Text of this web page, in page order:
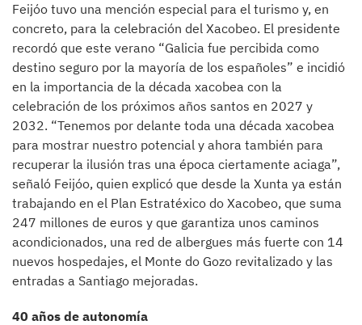
Feijóo tuvo una mención especial para el turismo y, en
concreto, para la celebración del Xacobeo. El presidente
recordó que este verano “Galicia fue percibida como
destino seguro por la mayoría de los españoles” e incidió
en la importancia de la década xacobea con la
celebración de los próximos años santos en 2027 y
2032. “Tenemos por delante toda una década xacobea
para mostrar nuestro potencial y ahora también para
recuperar la ilusión tras una época ciertamente aciaga”,
señaló Feijóo, quien explicó que desde la Xunta ya están
trabajando en el Plan Estratéxico do Xacobeo, que suma
247 millones de euros y que garantiza unos caminos
acondicionados, una red de albergues más fuerte con 14
nuevos hospedajes, el Monte do Gozo revitalizado y las
entradas a Santiago mejoradas.
40 años de autonomía